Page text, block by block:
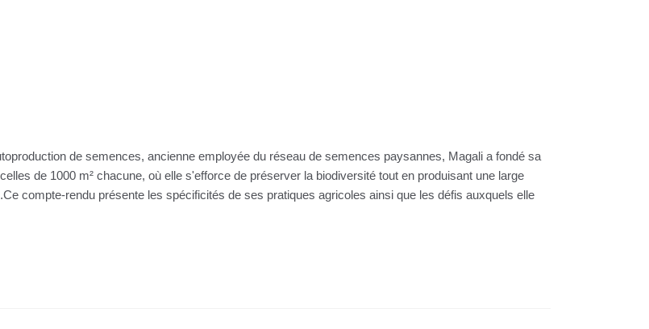
de semences, ancienne employée du réseau de semences paysannes, Magali a fondé sa
de 1000 m² chacune, où elle s'efforce de préserver la biodiversité tout en produisant une large
compte-rendu présente les spécificités de ses pratiques agricoles ainsi que les défis auxquels elle